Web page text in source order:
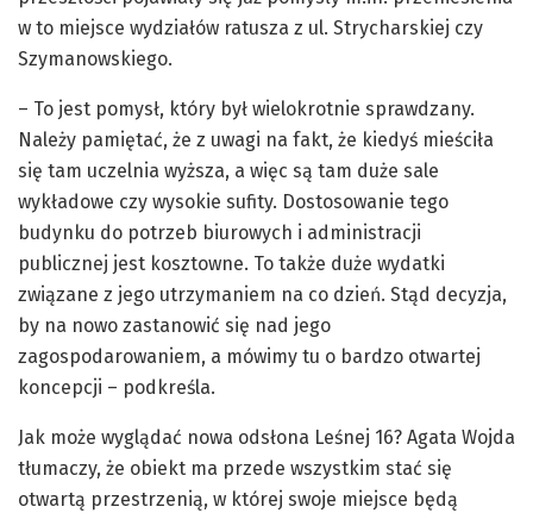
w to miejsce wydziałów ratusza z ul. Strycharskiej czy
Szymanowskiego.
– To jest pomysł, który był wielokrotnie sprawdzany.
Należy pamiętać, że z uwagi na fakt, że kiedyś mieściła
się tam uczelnia wyższa, a więc są tam duże sale
wykładowe czy wysokie sufity. Dostosowanie tego
budynku do potrzeb biurowych i administracji
publicznej jest kosztowne. To także duże wydatki
związane z jego utrzymaniem na co dzień. Stąd decyzja,
by na nowo zastanowić się nad jego
zagospodarowaniem, a mówimy tu o bardzo otwartej
koncepcji – podkreśla.
Jak może wyglądać nowa odsłona Leśnej 16? Agata Wojda
tłumaczy, że obiekt ma przede wszystkim stać się
otwartą przestrzenią, w której swoje miejsce będą